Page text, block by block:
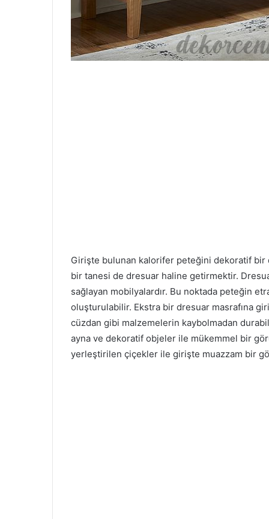
Girişte bulunan kalorifer peteğini dekoratif
bir tanesi de dresuar haline getirmektir.
sağlayan mobilyalardır. Bu noktada peteğin
oluşturulabilir. Ekstra bir dresuar masrafına
cüzdan gibi malzemelerin kaybolmadan
ayna ve dekoratif objeler ile mükemmel bir
yerleştirilen çiçekler ile girişte muazzam bir